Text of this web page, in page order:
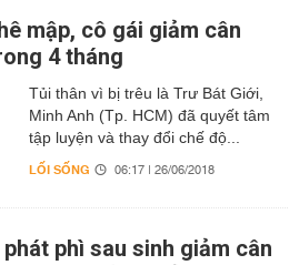
mập, cô gái giảm cân
4 tháng
Tủi thân vì bị trêu là Trư Bát Giới,
Minh Anh (Tp. HCM) đã quyết tâm
tập luyện và thay đổi chế độ...
LỐI SỐNG 06:17 | 26/06/2018
phì sau sinh giảm cân